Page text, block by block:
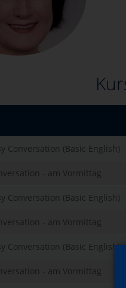
Conversation (Basic English)
- am Vormittag
Conversation (Basic English)
- am Vormittag
Conversation (Basic English)
- am Vormittag